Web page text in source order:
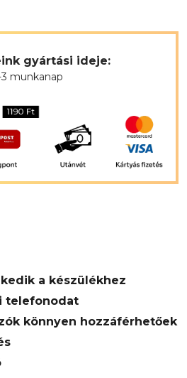
gyártási ideje:
3 munkanap
a készülékhez
telefonodat
könnyen hozzáférhetőek